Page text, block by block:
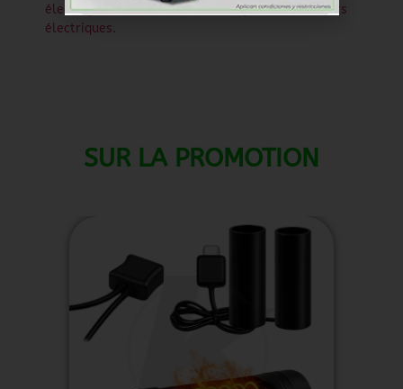
électriques.,Valve droite idéale pour les scooters
électriques.
SUR LA PROMOTION